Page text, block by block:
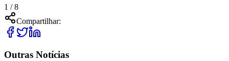
1 /8
Compartilhar:
Outras Notícias